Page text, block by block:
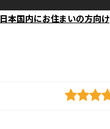
日本国内にお住まいの方向け